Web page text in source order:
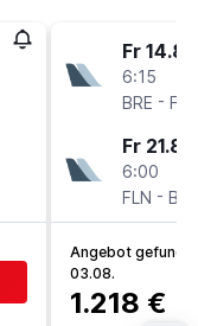
Fr 14.8.
6:15
BRE - FLN
Fr 21.8.
6:00
FLN - BRE
Angebot
03.08.
1.218 €